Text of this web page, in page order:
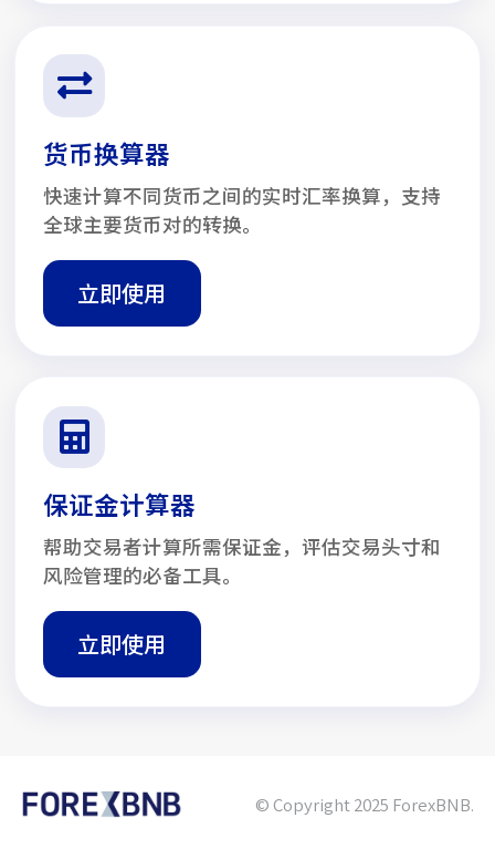
货币换算器
快速计算不同货币之间的实时汇率换算，支持
全球主要货币对的转换。
立即使用
保证金计算器
帮助交易者计算所需保证金，评估交易头寸和
风险管理的必备工具。
立即使用
© Copyright 2025 ForexBNB.